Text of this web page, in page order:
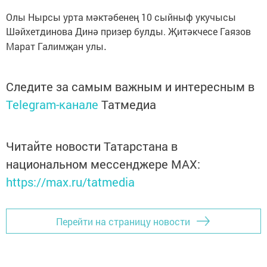
Олы Нырсы урта мәктәбенең 10 сыйныф укучысы
Шәйхетдинова Динә призер булды. Җитәкчесе Гаязов
Марат Галимҗан улы.
Следите за самым важным и интересным в
Telegram-канале Татмедиа
Читайте новости Татарстана в
национальном мессенджере MАХ:
https://max.ru/tatmedia
Перейти на страницу новости